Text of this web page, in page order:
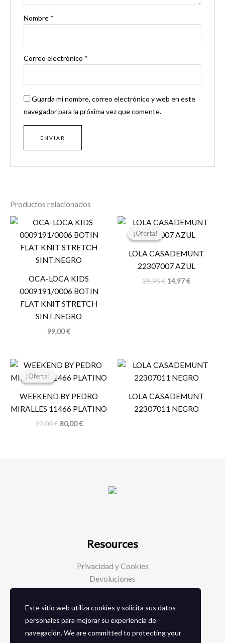
Nombre *
Correo electrónico *
Guarda mi nombre, correo electrónico y web en este
navegador para la próxima vez que comente.
Productos relacionados
OCA-LOCA KIDS
0009191/0006 BOTIN
FLAT KNIT STRETCH
SINT.NEGRO
99,00€
¡Oferta!
¡Oferta!
LOLA CASADEMUNT
22307007 AZUL
29,95€
El
original
29,95 €.
14,97€
El
actual
14,97 €.
¡Oferta!
¡Oferta!
WEEKEND BY PEDRO
MIRALLES 11466 PLATINO
99,00€
El
original
99,00 €.
80,00€
El
actual
80,00 €.
LOLA CASADEMUNT
22307011 NEGRO
Resources
Privacidad y Cookies
Devoluciones
Social Media
Facebook
Este sitio web utiliza cookies y solicita sus datos
personales para mejorar su experiencia de
navegación. We are committed to protecting your